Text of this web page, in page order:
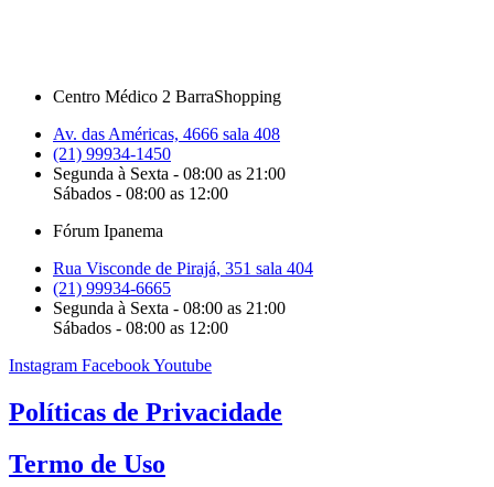
Centro Médico 2 BarraShopping
Av. das Américas, 4666 sala 408
(21) 99934-1450
Segunda à Sexta - 08:00 as 21:00
Sábados - 08:00 as 12:00
Fórum Ipanema
Rua Visconde de Pirajá, 351 sala 404
(21) 99934-6665
Segunda à Sexta - 08:00 as 21:00
Sábados - 08:00 as 12:00
Instagram FacebookYoutube
Políticas de Privacidade
Termo de Uso